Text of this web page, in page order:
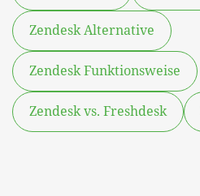
Zendesk Alternative
Zendesk Funktionsweise
Zendesk vs. Freshdesk